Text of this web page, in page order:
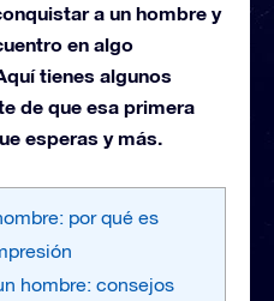
a un hombre y
en algo
tienes algunos
de que esa primera
esperas y más.
por qué es
hombre: consejos